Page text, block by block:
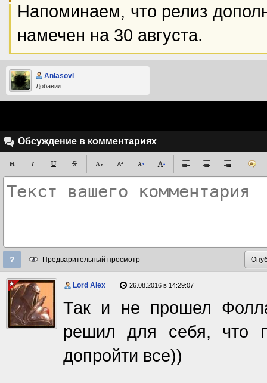
Напоминаем, что релиз
намечен на 30 августа.
Anlasovl
Добавил
Обсуждение в комментариях
Предварительный просмотр
Lord Alex 26.08.2016 в 14:29:07
Так и не прошел
решил для себя, что
допройти все))